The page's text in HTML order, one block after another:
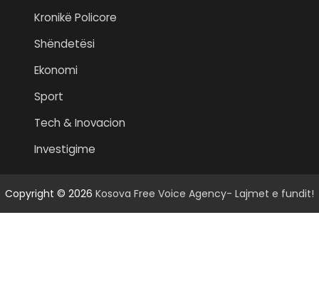
Kronikë Policore
Shëndetësi
Ekonomi
Sport
Tech & Inovacion
Investigime